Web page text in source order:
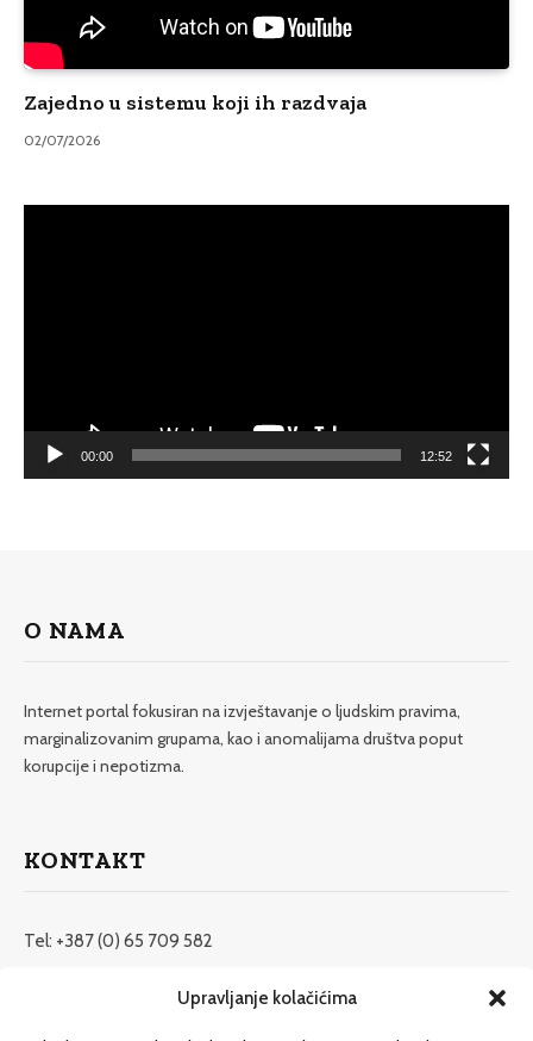
Upravljanje kolačićima
Zajedno u sistemu koji ih razdvaja
02/07/2026
00:00 12:52
O NAMA
Internet portal fokusiran na izvještavanje o ljudskim pravima,
marginalizovanim grupama, kao i anomalijama društva poput
korupcije i nepotizma.
KONTAKT
Tel: +387 (0) 65 709 582
redakcija@etrafika.net